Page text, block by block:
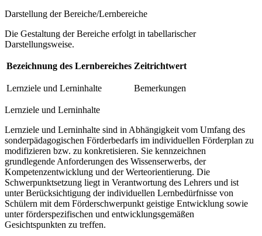
Darstellung der Bereiche/Lernbereiche
Die Gestaltung der Bereiche erfolgt in tabellarischer
Darstellungsweise.
Bezeichnung des Lernbereiches Zeitrichtwert
Lernziele und Lerninhalte Bemerkungen
Lernziele und Lerninhalte
Lernziele und Lerninhalte sind in Abhängigkeit vom Umfang des
sonderpädagogischen Förderbedarfs im individuellen Förderplan zu
modifizieren bzw. zu konkretisieren. Sie kennzeichnen
grundlegende Anforderungen des Wissenserwerbs, der
Kompetenzentwicklung und der Werteorientierung. Die
Schwerpunktsetzung liegt in Verantwortung des Lehrers und ist
unter Berücksichtigung der individuellen Lernbedürfnisse von
Schülern mit dem Förderschwerpunkt geistige Entwicklung sowie
unter förderspezifischen und entwicklungsgemäßen
Gesichtspunkten zu treffen.